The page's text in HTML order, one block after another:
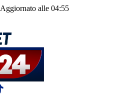
Aggiornato alle 04:55